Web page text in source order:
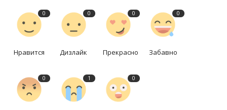
0
Нравится
0
Дизлайк
0
Прекрасно
0
Забавно
0 1 0